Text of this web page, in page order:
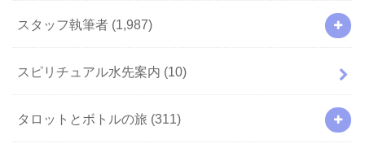
スタッフ執筆者 (1,987)
スピリチュアル水先案内 (10)
タロットとボトルの旅 (311)